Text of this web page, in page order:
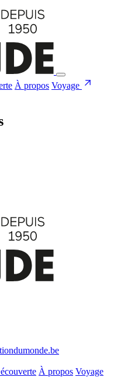
À propos Voyage
À propos Voyage